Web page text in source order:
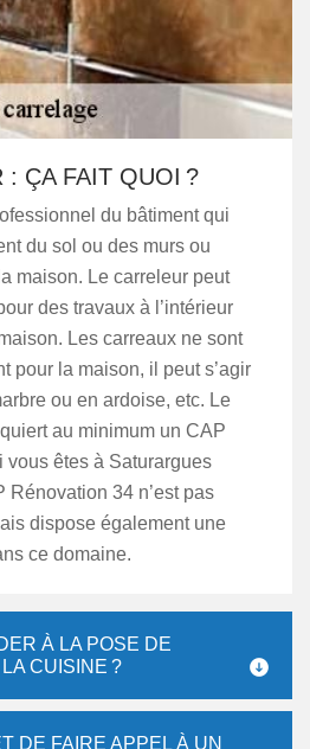
: ÇA FAIT QUOI ?
du bâtiment qui
du sol ou des murs ou
maison. Le carreleur peut
des travaux à l’intérieur
Les carreaux ne sont
pour la maison, il peut s’agir
ou en ardoise, etc. Le
au minimum un CAP
vous êtes à Saturargues
Rénovation 34 n’est pas
dispose également une
ce domaine.
À LA POSE DE
CUISINE ?
DE FAIRE APPEL À UN